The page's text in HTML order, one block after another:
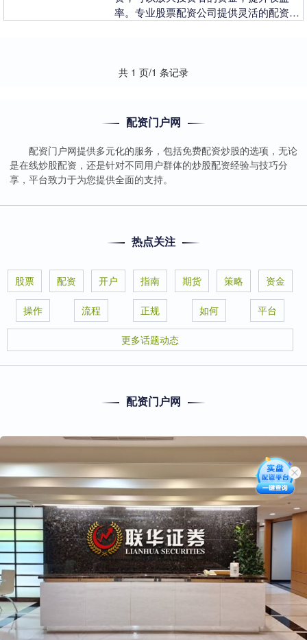
率。专业股票配资公司提供灵活的配资方
共 1 页/1 条记录
配资门户网
配资门户网提供多元化的服务，包括免费配资炒股的选项，无论
是在线炒股配资，还是针对不同用户群体的炒股配资经验与技巧分
享，平台致力于为您提供全面的支持。
热点关注
股票 配资 开户 指南 期货 策略 资金
操作 流程 正规 如何 平台
更多话题动态
配资门户网